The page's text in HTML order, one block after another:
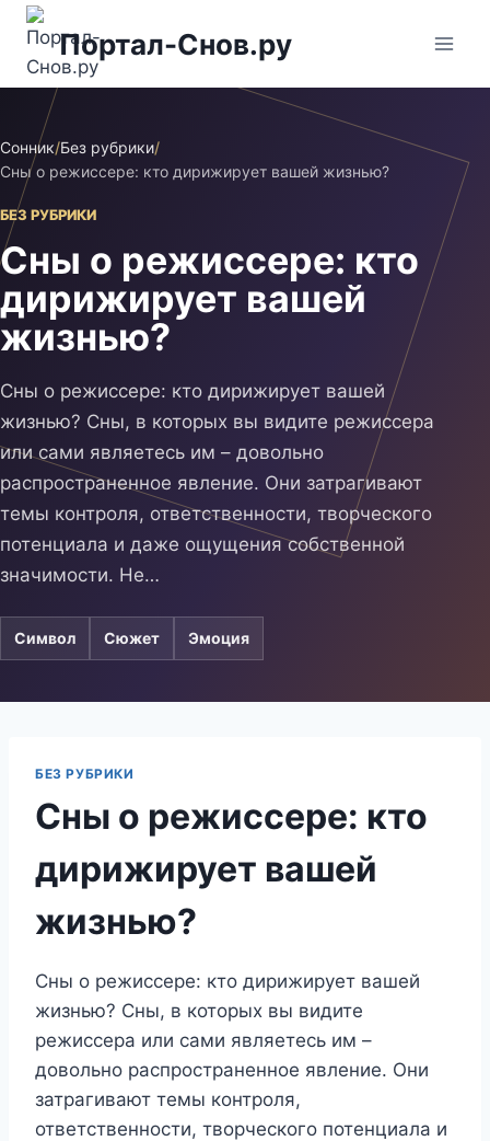
Перейти
содержимому
Портал-Снов.ру
Сонник/Без рубрики/
Сны о режиссере: кто дирижирует вашей жизнью?
БЕЗ РУБРИКИ
Сны о режиссере: кто
дирижирует вашей
жизнью?
Сны о режиссере: кто дирижирует вашей
жизнью? Сны, в которых вы видите режиссера
или сами являетесь им – довольно
распространенное явление. Они затрагивают
темы контроля, ответственности, творческого
потенциала и даже ощущения собственной
значимости. Не…
Символ Сюжет Эмоция
БЕЗ РУБРИКИ
Сны о режиссере: кто
дирижирует вашей
жизнью?
Сны о режиссере: кто дирижирует вашей
жизнью? Сны, в которых вы видите
режиссера или сами являетесь им –
довольно распространенное явление. Они
затрагивают темы контроля,
ответственности, творческого потенциала и